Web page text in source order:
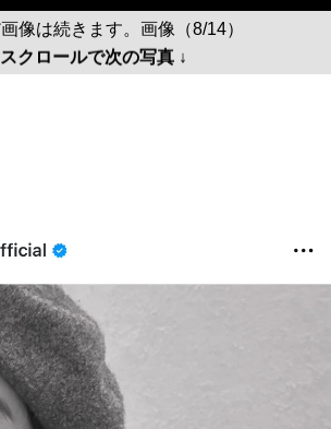
像は続きます。画像（8/14）
スクロールで次の写真 ↓